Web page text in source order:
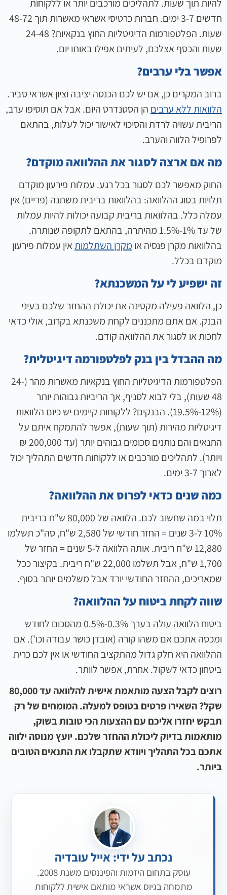
להיות תוך שעות. לתהליכים מורכבים יותר או ללקוחות
חדשים 3-7 ימים. חברות כרטיסי אשראי מאשרות תוך 48-72
שעות. הפלטפורמות הדיגיטליות החוץ בנקאיות? 24-48
שעות והכסף אצלכם, לעיתים אפילו באותו יום.
אפשר בלי ערבים?
ברוב המקרים כן, אם יש לכם הכנסה יציבה וציון אשראי סביר.
הלוואות ללא ערבים הן הסטנדרט היום. אבל אם תוסיפו ערב,
הריבית עשויה לרדת והסיכוי לאישור יכול לעלות, בהתאם
לפרופיל הלווה והערב.
מה אם ארצה לסגור את ההלוואה מוקדם?
החוק מאפשר לכם לסגור בכל רגע. עמלות פירעון מוקדם
תלויות בסוג ההלוואה: בהלוואות בריבית משתנה (פריים) אין
עמלה כלל. בהלוואות בריבית קבועה יכולות להיות עמלות
של עד 1%-1.5% מהיתרה, בהתאם לתקופה שנותרה.
בהלוואות מקרן פנסיה או מקרן השתלמותאין עמלות פירעון
מוקדם בכלל.
זה ישפיע לי על המשכנתא?
כן, הלוואה פעילה מקטינה את יכולת ההחזר שלכם בעיני
הבנק. אם אתם מתכננים לקחת משכנתא בקרוב, אולי כדאי
לחכות או לסגור את ההלוואה קודם.
מה ההבדל בין בנק לפלטפורמה דיגיטלית?
הפלטפורמות הדיגיטליות החוץ בנקאיות מאשרות מהר (24-
48 שעות), בלי לבוא לסניף, אך הריביות גבוהות יותר
(12%-19.5%). הבנקים? ללקוחות קיימים יש כיום הלוואות
דיגיטליות מהירות (תוך שעות), אפשר להתמקח איתם על
התנאים והם נותנים סכומים גבוהים יותר (עד 200,000 ₪
ויותר). לתהליכים מורכבים או ללקוחות חדשים התהליך יכול
לארוך 3-7 ימים.
כמה שנים כדאי לפרוס את ההלוואה?
תלוי במה שחשוב לכם. הלוואה של 80,000 ש"ח בריבית
10% ל-3 שנים = החזר חודשי של 2,580 ש"ח, סה"כ תשלמו
12,880 ש"ח ריבית. אותה הלוואה ל-5 שנים = החזר של
1,700 ש"ח, אבל תשלמו 22,000 ש"ח ריבית. בקיצור ככל
שמאריכים, ההחזר החודשי יורד אבל משלמים יותר בסוף.
שווה לקחת ביטוח על ההלוואה?
ביטוח הלוואה עולה בערך 0.3%-0.5% מהסכום לחודש
ומכסה אתכם אם משהו קורה (אובדן כושר עבודה וכו'). אם
ההלוואה היא חלק גדול מהתקציב החודשי או אין לכם כרית
ביטחון כדאי לשקול. אחרת, אפשר לוותר.
רוצים לקבל הצעה מותאמת אישית ל
הלוואה עד 80,000
שקל? השאירו פרטים בטופס למעלה. המומחים של רק
תבקש יחזרו אליכם עם ההצעות הכי טובות בשוק,
מותאמות בדיוק ליכולת ההחזר שלכם. יועץ מנוסה ילווה
אתכם בכל התהליך ויוודא שתקבלו את התנאים הטובים
ביותר.
נכתב על ידי: אייל עובדיה
עוסק בתחום היזמות והפיננסים משנת 2008.
מתמחה בגיוס אשראי מותאם אישית ללקוחות